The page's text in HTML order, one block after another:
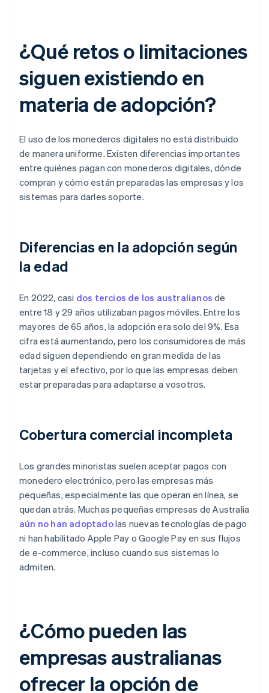
¿Qué retos o limitaciones
siguen existiendo en
materia de adopción?
El uso de los monederos digitales no está distribuido
de manera uniforme. Existen diferencias importantes
entre quiénes pagan con monederos digitales, dónde
compran y cómo están preparadas las empresas y los
sistemas para darles soporte.
Diferencias en la adopción según
la edad
En 2022, casi dos tercios de los australianos de
entre 18 y 29 años utilizaban pagos móviles. Entre los
mayores de 65 años, la adopción era solo del 9%. Esa
cifra está aumentando, pero los consumidores de más
edad siguen dependiendo en gran medida de las
tarjetas y el efectivo, por lo que las empresas deben
estar preparadas para adaptarse a vosotros.
Cobertura comercial incompleta
Los grandes minoristas suelen aceptar pagos con
monedero electrónico, pero las empresas más
pequeñas, especialmente las que operan en línea, se
quedan atrás. Muchas pequeñas empresas de Australia
aún no han adoptadolas nuevas tecnologías de pago
ni han habilitado Apple Pay o Google Pay en sus flujos
de e-commerce, incluso cuando sus sistemas lo
admiten.
¿Cómo pueden las
empresas australianas
ofrecer la opción de